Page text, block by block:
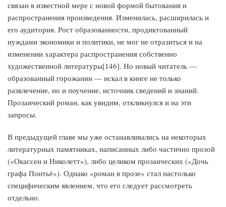
связан в известной мере с новой формой бытования и
распространения произведения. Изменилась, расширилась и
его аудитория. Рост образованности, продиктованный
нуждами экономики и политики, не мог не отразиться и на
изменении характера распространения собственно
художественной литературы[146]. Но новый читатель —
образованный горожанин — искал в книге не только
развлечение, но и поучение, источник сведений и знаний.
Прозаический роман, как увидим, откликнулся и на эти
запросы.
В предыдущей главе мы уже останавливались на некоторых
литературных памятниках, написанных либо частично прозой
(«Окассен и Николетт»), либо целиком прозаических («Дочь
графа Понтьё»). Однако «роман в прозе» стал настолько
специфическим явлением, что его следует рассмотреть
отдельно.